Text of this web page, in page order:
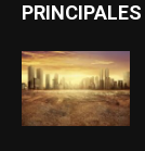
PRINCIPALES